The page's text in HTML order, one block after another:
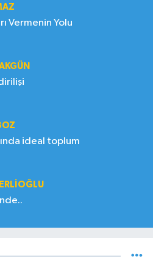
Vermenin Yolu
ideal toplum